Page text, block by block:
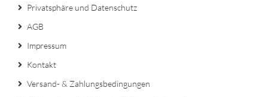
Privatsphäre und Datenschutz
AGB
Impressum
Kontakt
Versand- & Zahlungsbedingungen